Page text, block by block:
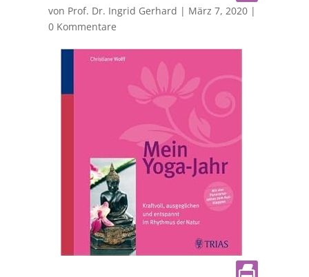
von Prof. Dr. Ingrid Gerhard | März 7, 2020|
0 Kommentare